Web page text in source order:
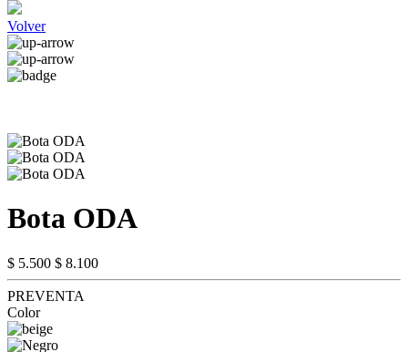
Volver
Bota ODA
$ 5.500 $ 8.100
PREVENTA
Color